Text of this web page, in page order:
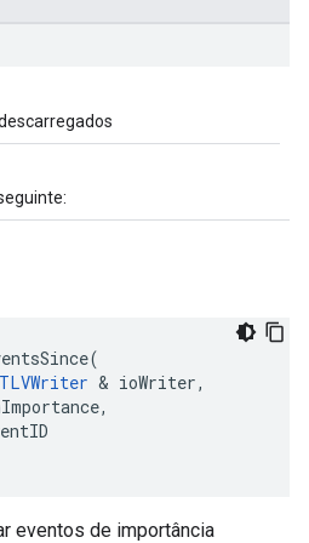
& ioWriter,
eventos de importância